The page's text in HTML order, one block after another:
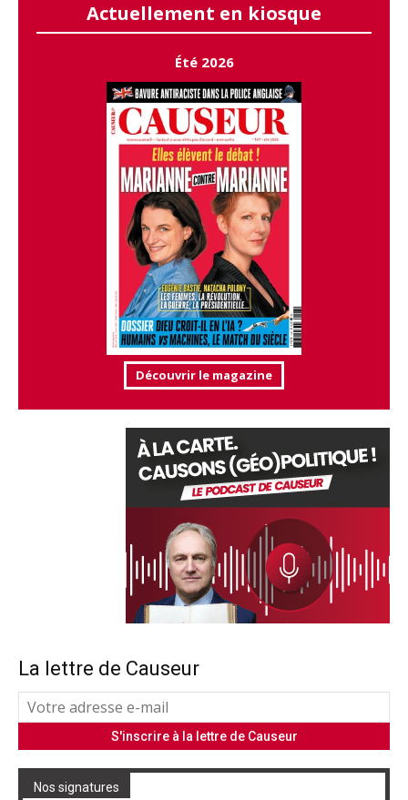
Actuellement en kiosque
Été 2026
Découvrir le magazine
La lettre de Causeur
Nos signatures